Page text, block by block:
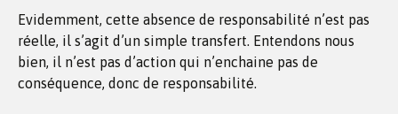
Evidemment, cette absence de responsabilité n’est pas
réelle, il s’agit d’un simple transfert. Entendons nous
bien, il n’est pas d’action qui n’enchaine pas de
conséquence, donc de responsabilité.